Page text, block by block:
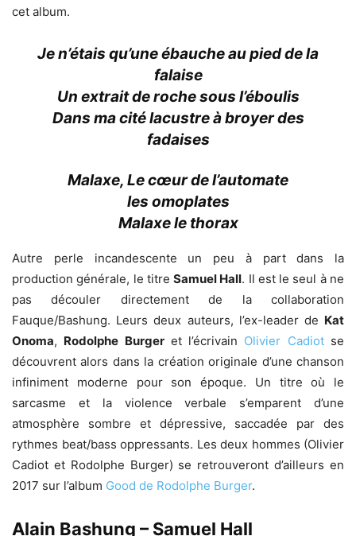
cet album.
Je n’étais qu’une ébauche au pied de la
falaise
Un extrait de roche sous l’éboulis
Dans ma cité lacustre à broyer des
fadaises
Malaxe, Le cœur de l’automate
les omoplates
Malaxe le thorax
Autre perle incandescente un peu à part dans la
production générale, le titreSamuel Hall. Il est le seul à ne
pas découler directement de la collaboration
Fauque/Bashung. Leurs deux auteurs, l’ex-leader de Kat
Onoma, Rodolphe Burgeret l’écrivain Olivier Cadiotse
découvrent alors dans la création originale d’une chanson
infiniment moderne pour son époque. Un titre où le
sarcasme et la violence verbale s’emparent d’une
atmosphère sombre et dépressive, saccadée par des
rythmes beat/bass oppressants. Les deux hommes (Olivier
Cadiot et Rodolphe Burger) se retrouveront d’ailleurs en
2017 sur l’album Good de Rodolphe Burger.
Alain Bashung – Samuel Hall